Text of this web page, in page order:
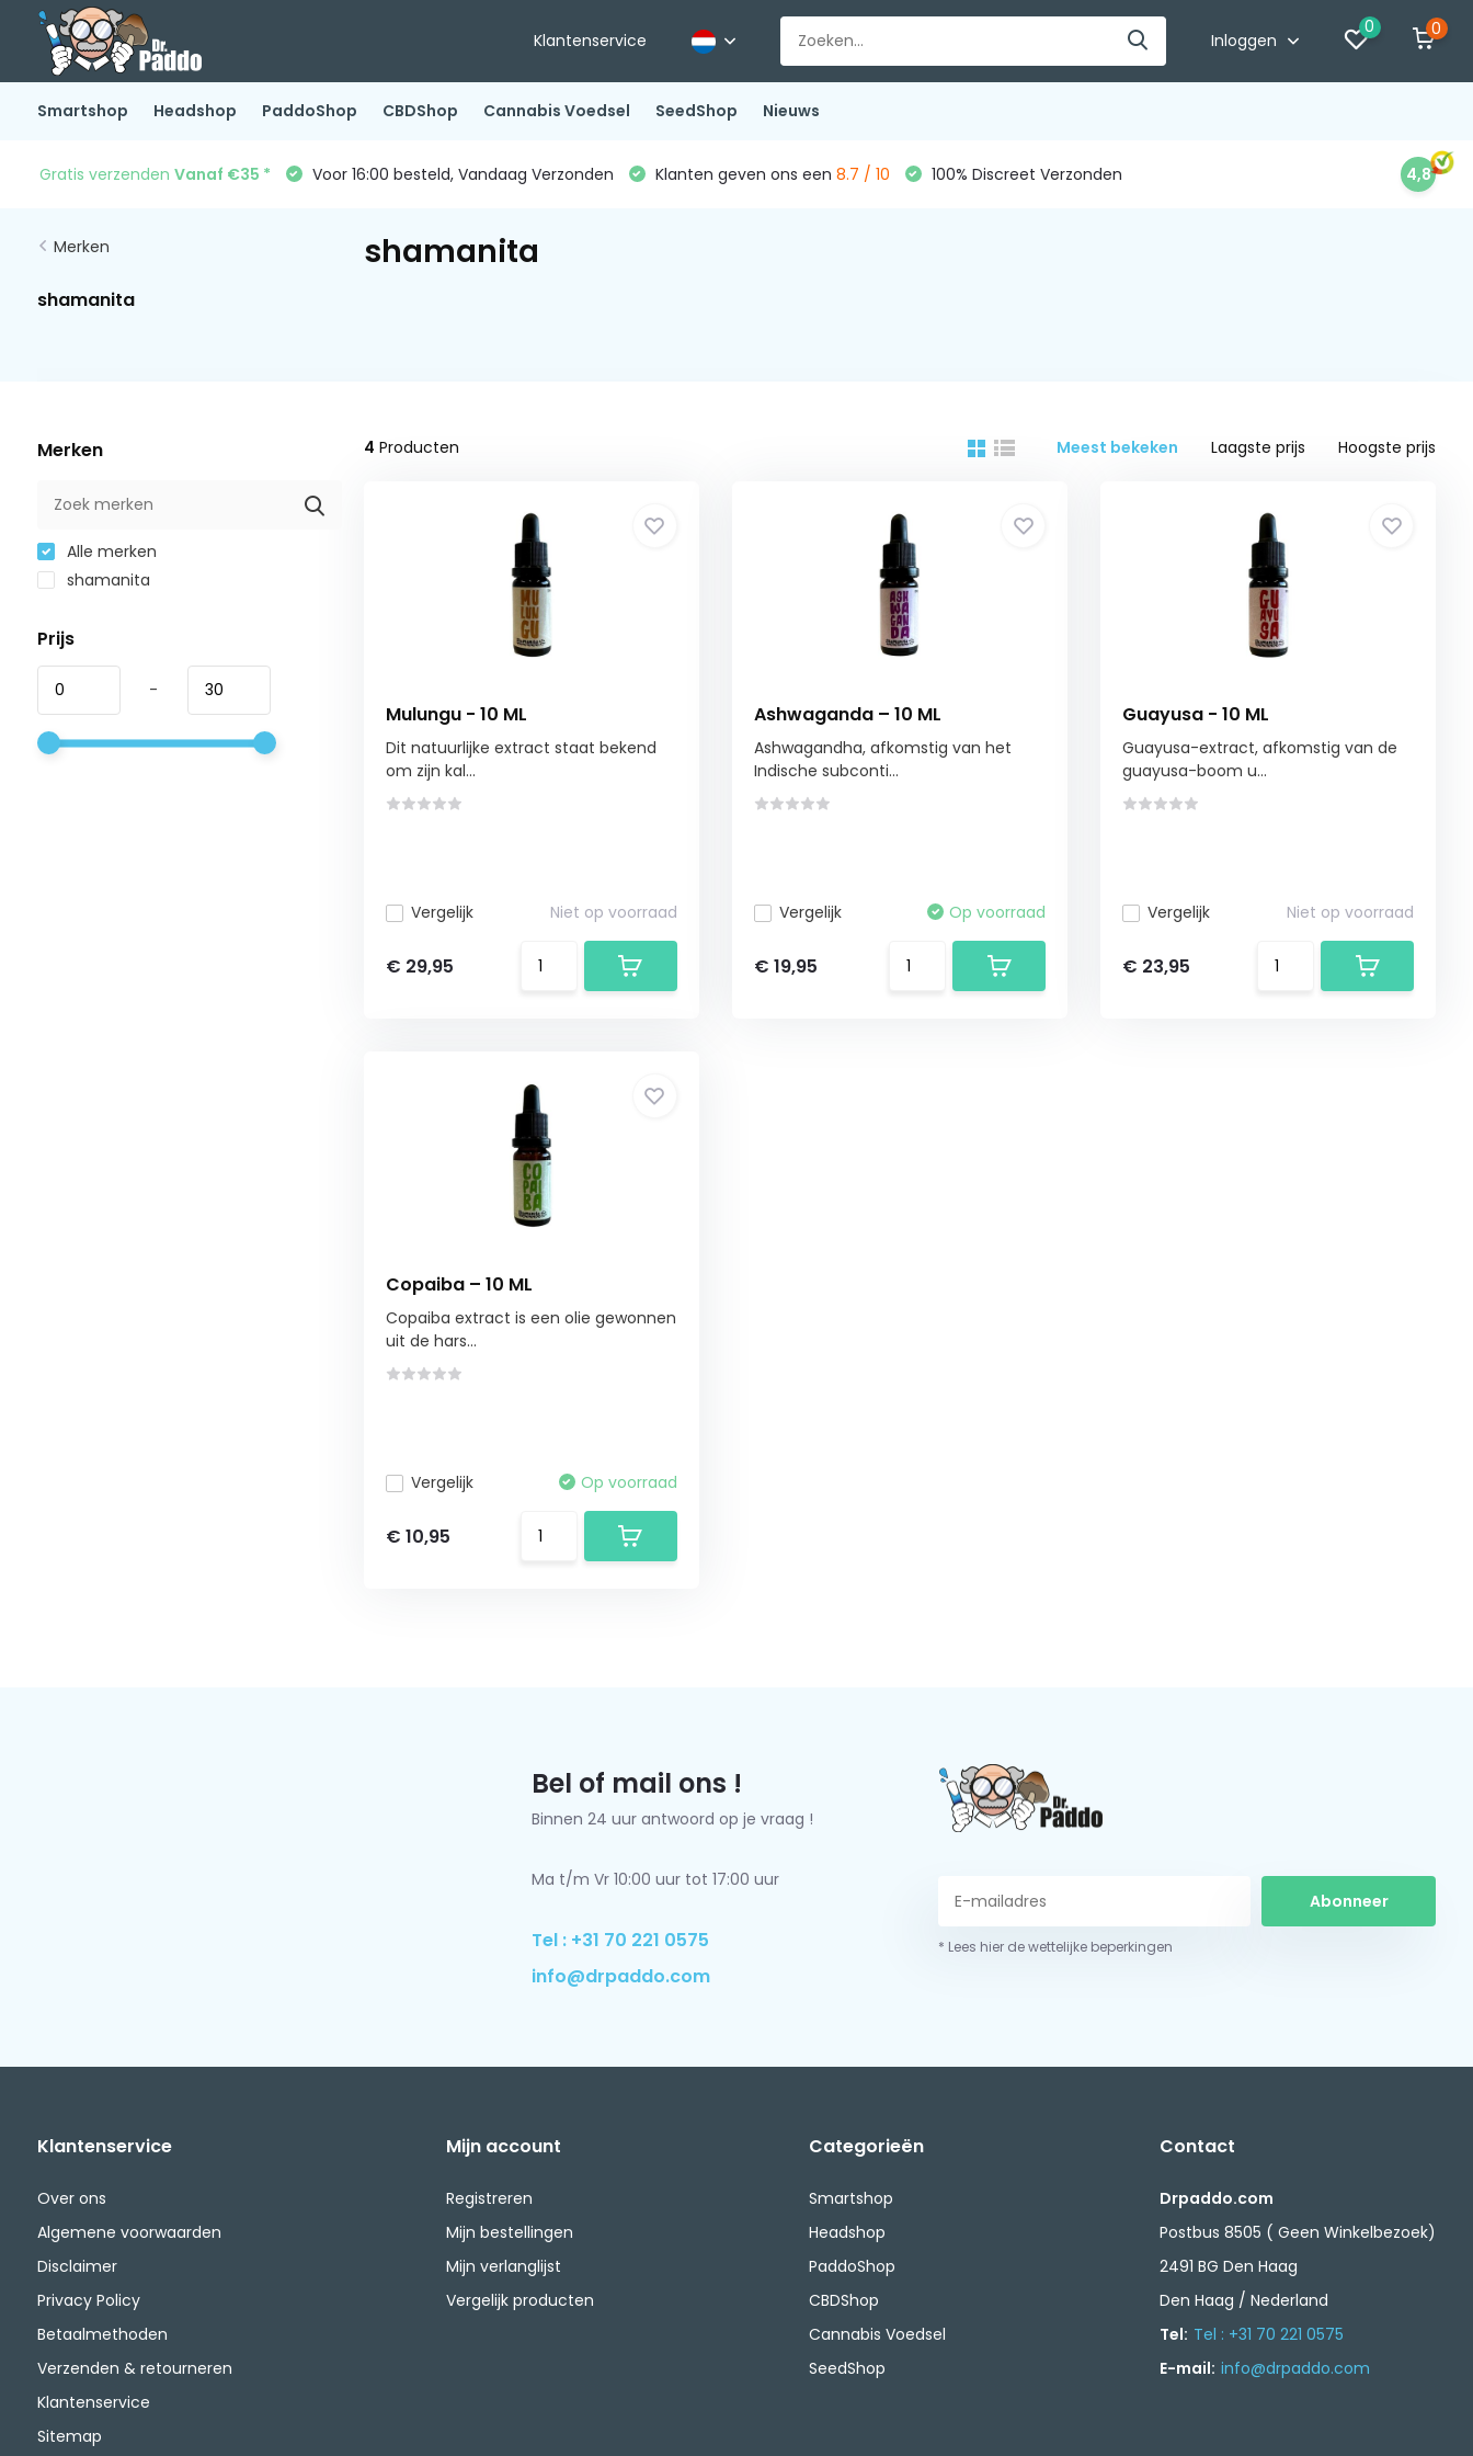
Klantenservice Inloggen
0 0
Smartshop Headshop PaddoShop CBDShop Cannabis Voedsel SeedShop Nieuws
Gratis verzenden Vanaf €35 * Voor 16:00 besteld, Vandaag Verzonden Klanten geven ons een 8.7 / 10 100% Discreet Verzonden 4,8
Merken
shamanita
shamanita
Merken
Alle merken
shamanita
Prijs
-
4 Producten Meest bekeken Laagste prijs Hoogste prijs
Mulungu - 10 ML
Dit natuurlijke extract staat bekend
om zijn kal...
Vergelijk Niet op voorraad
€ 29,95
Ashwaganda – 10 ML
Ashwagandha, afkomstig van het
Indische subconti...
Vergelijk Op voorraad
€ 19,95
Guayusa - 10 ML
Guayusa-extract, afkomstig van de
guayusa-boom u...
Vergelijk Niet op voorraad
€ 23,95
Copaiba – 10 ML
Copaiba extract is een olie gewonnen
uit de hars...
Vergelijk Op voorraad
€ 10,95
Bel of mail ons !
Binnen 24 uur antwoord op je vraag !
Ma t/m Vr 10:00 uur tot 17:00 uur
Tel : +31 70 221 0575
info@drpaddo.com
Abonneer
* Lees hier de wettelijke beperkingen
Klantenservice
Over ons
Algemene voorwaarden
Disclaimer
Privacy Policy
Betaalmethoden
Verzenden & retourneren
Klantenservice
Sitemap
Mijn account
Registreren
Mijn bestellingen
Mijn verlanglijst
Vergelijk producten
Categorieën
Smartshop
Headshop
PaddoShop
CBDShop
Cannabis Voedsel
SeedShop
Contact
Drpaddo.com
Postbus 8505 ( Geen Winkelbezoek)
2491 BG Den Haag
Den Haag / Nederland
Tel: Tel : +31 70 221 0575
E-mail: info@drpaddo.com